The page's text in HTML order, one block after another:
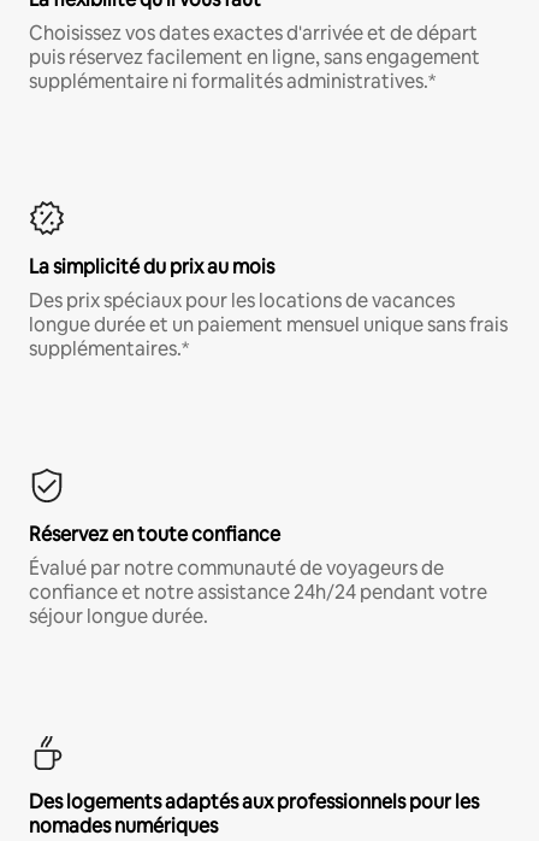
Choisissez vos dates exactes d'arrivée et de départ
puis réservez facilement en ligne, sans engagement
supplémentaire ni formalités administratives.*
La simplicité du prix au mois
Des prix spéciaux pour les locations de vacances
longue durée et un paiement mensuel unique sans frais
supplémentaires.*
Réservez en toute confiance
Évalué par notre communauté de voyageurs de
confiance et notre assistance 24h/24 pendant votre
séjour longue durée.
Des logements adaptés aux professionnels pour les
nomades numériques